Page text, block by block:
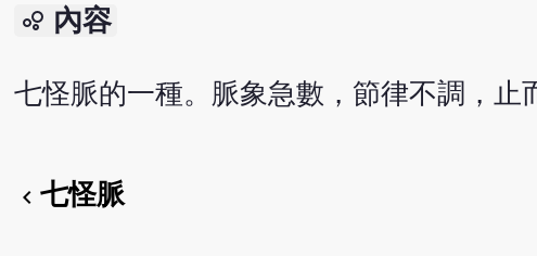
bubble_chart 內容
七怪脈的一種。脈象急數，節律不調，止
chevron_left 七怪脈